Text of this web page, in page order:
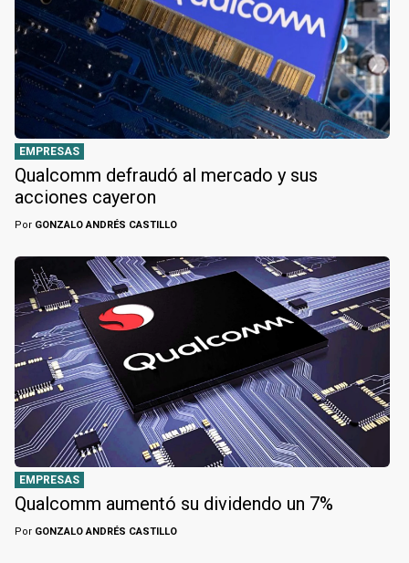
EMPRESAS
Qualcomm defraudó al mercado y sus
acciones cayeron
Por GONZALO ANDRÉS CASTILLO
EMPRESAS
Qualcomm aumentó su dividendo un 7%
Por GONZALO ANDRÉS CASTILLO